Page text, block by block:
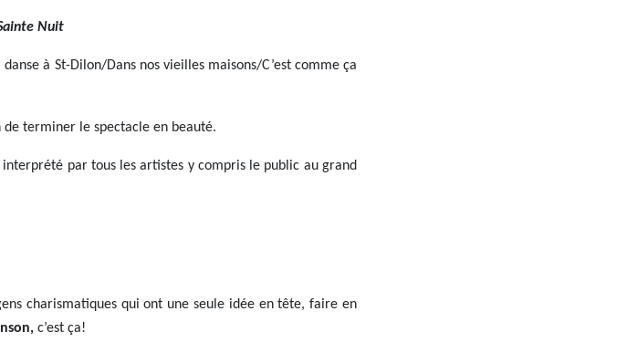
Nuit
à St-Dilon/Dans nos vieilles maisons/C’est comme ça
terminer le spectacle en beauté.
interprété par tous les artistes y compris le public au grand
charismatiques qui ont une seule idée en tête, faire en
c’est ça!